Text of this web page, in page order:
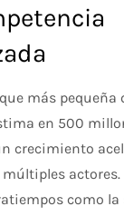
más pequeña
en 500
crecimiento
actores.
como la